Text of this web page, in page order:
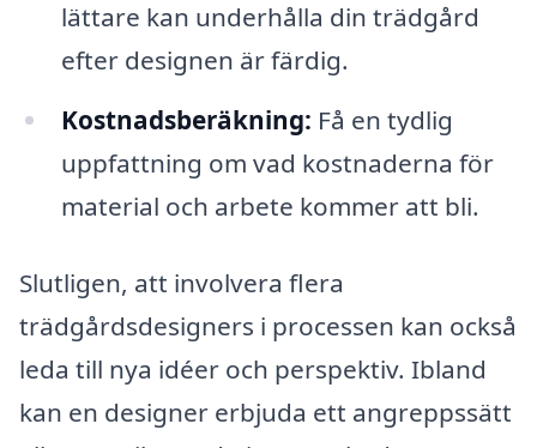
lättare kan underhålla din trädgård
efter designen är färdig.
Kostnadsberäkning: Få en tydlig
uppfattning om vad kostnaderna för
material och arbete kommer att bli.
Slutligen, att involvera flera
trädgårdsdesigners i processen kan också
leda till nya idéer och perspektiv. Ibland
kan en designer erbjuda ett angreppssätt